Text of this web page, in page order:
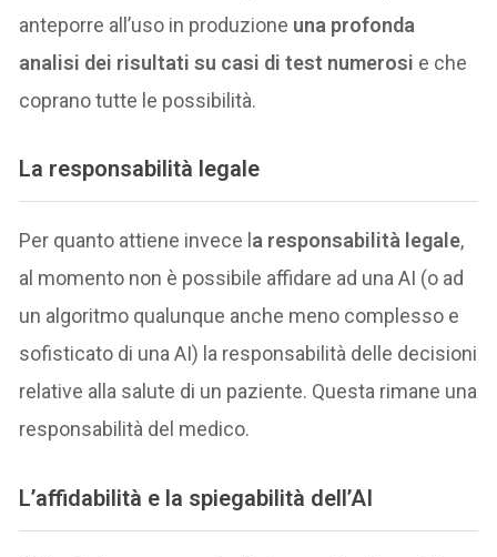
anteporre all’uso in produzione una profonda
analisi dei risultati su casi di test numerosi e che
coprano tutte le possibilità.
La responsabilità legale
Per quanto attiene invece l a responsabilità legale,
al momento non è possibile affidare ad una AI (o ad
un algoritmo qualunque anche meno complesso e
sofisticato di una AI) la responsabilità delle decisioni
relative alla salute di un paziente. Questa rimane una
responsabilità del medico.
L’affidabilità e la spiegabilità dell’AI